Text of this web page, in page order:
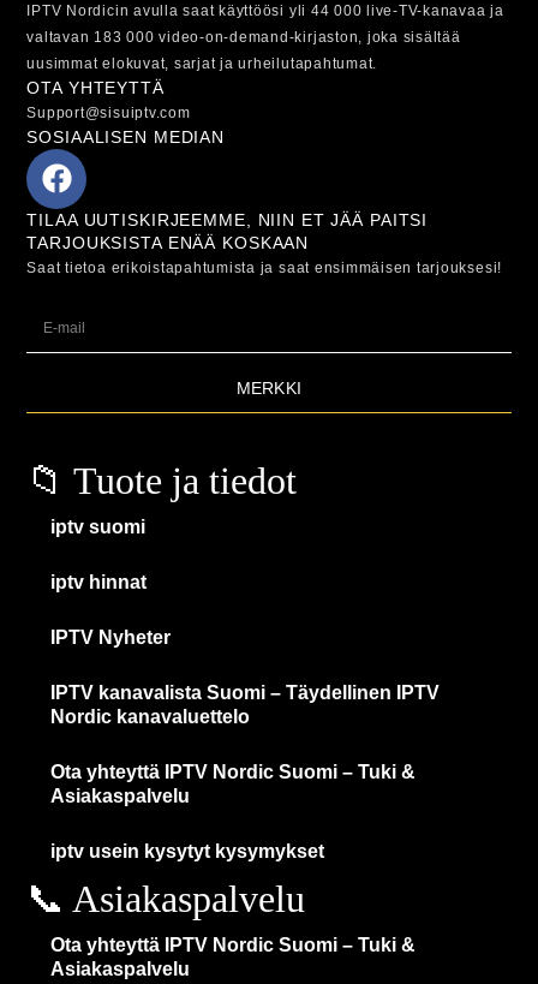
IPTV Nordicin avulla saat käyttöösi yli 44 000 live-TV-kanavaa ja
valtavan 183 000 video-on-demand-kirjaston, joka sisältää
uusimmat elokuvat, sarjat ja urheilutapahtumat.
OTA YHTEYTTÄ
Support@sisuiptv.com
SOSIAALISEN MEDIAN
TILAA UUTISKIRJEEMME, NIIN ET JÄÄ PAITSI
TARJOUKSISTA ENÄÄ KOSKAAN
Saat tietoa erikoistapahtumista ja saat ensimmäisen tarjouksesi!
MERKKI
📁 Tuote ja tiedot
iptv suomi
iptv hinnat
IPTV Nyheter
IPTV kanavalista Suomi – Täydellinen IPTV
Nordic kanavaluettelo
Ota yhteyttä IPTV Nordic Suomi – Tuki &
Asiakaspalvelu
iptv usein kysytyt kysymykset
📞 Asiakaspalvelu
Ota yhteyttä IPTV Nordic Suomi – Tuki &
Asiakaspalvelu